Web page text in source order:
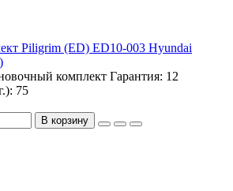
Piligrim (ED) ED10-003 Hyundai
комплект Гарантия: 12
75
В корзину